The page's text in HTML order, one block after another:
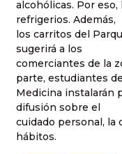
alcohólicas. Por
refrigerios. Además,
los carritos del
sugerirá a los
comerciantes de la
parte, estudiantes de
Medicina instalarán
difusión sobre el
cuidado personal, la
hábitos.